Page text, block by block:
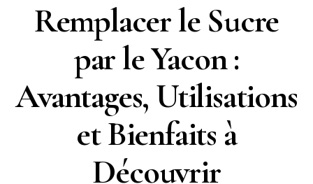
Remplacer le Sucre
par le Yacon :
Avantages, Utilisations
et Bienfaits à
Découvrir